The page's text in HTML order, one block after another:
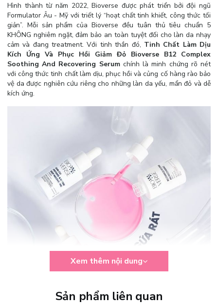
Hình thành từ năm 2022, Bioverse được phát triển bởi đội ngũ
Formulator Âu - Mỹ với triết lý “hoạt chất tinh khiết, công thức tối
giản”. Mỗi sản phẩm của Bioverse đều tuân thủ tiêu chuẩn 5
KHÔNG nghiêm ngặt, đảm bảo an toàn tuyệt đối cho làn da nhạy
cảm và đang treatment. Với tinh thần đó, Tinh Chất Làm Dịu
Kích Ứng Và Phục Hồi Giảm Đỏ Bioverse B12 Complex
Soothing And Recovering Serumchính là minh chứng rõ nét
với công thức tinh chất làm dịu, phục hồi và củng cố hàng rào bảo
vệ da được nghiên cứu riêng cho những làn da yếu, mẩn đỏ và dễ
kích ứng.
Xem thêm nội dung
Sản phẩm liên quan